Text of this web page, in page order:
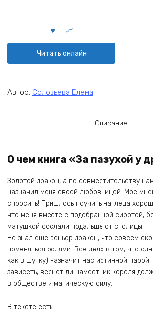
Читать онлайн
Автор: Соловьева Елена
Описание
О чем книга «За пазухой у
Золотой дракон, а по совместительству
назначил меня своей любовницей. Мое
спросить! Пришлось поучить наглеца
что меня вместе с подобранной сиротой,
матушкой сослали подальше от столицы.
Не знал еще сеньор дракон, что совсем
поменяться ролями. Все дело в том, что
как в шутку) назначит нас истинной
зависеть, вернет ли наместник короля
в обществе и магическую силу.
В тексте есть: